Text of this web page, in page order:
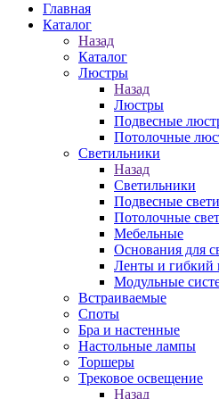
Главная
Каталог
Назад
Каталог
Люстры
Назад
Люстры
Подвесные
Потолочные
Светильники
Назад
Светильники
Подвесные
Потолочные
Мебельные
Основания для
Ленты и гибкий
Модульные
Встраиваемые
Споты
Бра и настенные
Настольные лампы
Торшеры
Трековое освещение
Назад